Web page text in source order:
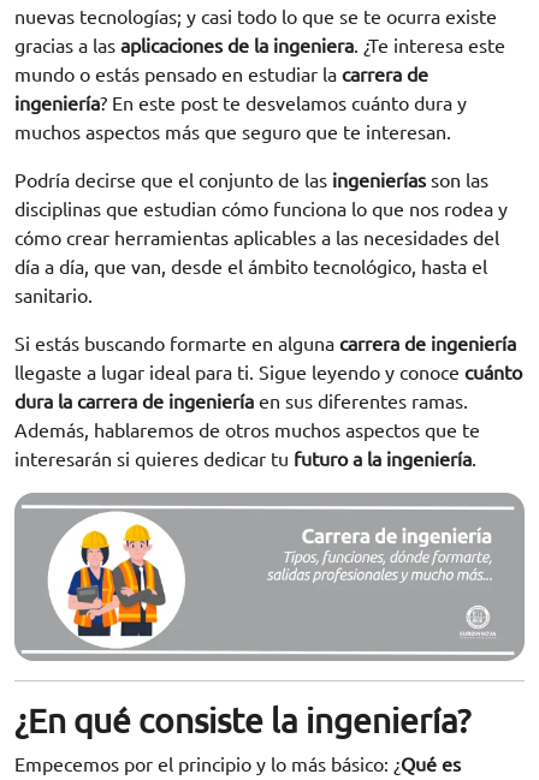
nuevas tecnologías; y casi todo lo que se te ocurra existe
gracias a las aplicaciones de la ingeniera. ¿Te interesa este
mundo o estás pensado en estudiar la carrera de
ingeniería? En este post te desvelamos cuánto dura y
muchos aspectos más que seguro que te interesan.
Podría decirse que el conjunto de las ingenierías son las
disciplinas que estudian cómo funciona lo que nos rodea y
cómo crear herramientas aplicables a las necesidades del
día a día, que van, desde el ámbito tecnológico, hasta el
sanitario.
Si estás buscando formarte en alguna carrera de ingeniería
llegaste a lugar ideal para ti. Sigue leyendo y conoce cuánto
dura la carrera de ingeniería en sus diferentes ramas.
Además, hablaremos de otros muchos aspectos que te
interesarán si quieres dedicar tu futuro a la ingeniería.
¿En qué consiste la ingeniería?
Empecemos por el principio y lo más básico: ¿Qué es